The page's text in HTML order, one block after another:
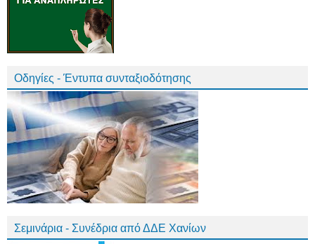
Οδηγίες - Έντυπα συνταξιοδότησης
Σεμινάρια - Συνέδρια από ΔΔΕ Χανίων